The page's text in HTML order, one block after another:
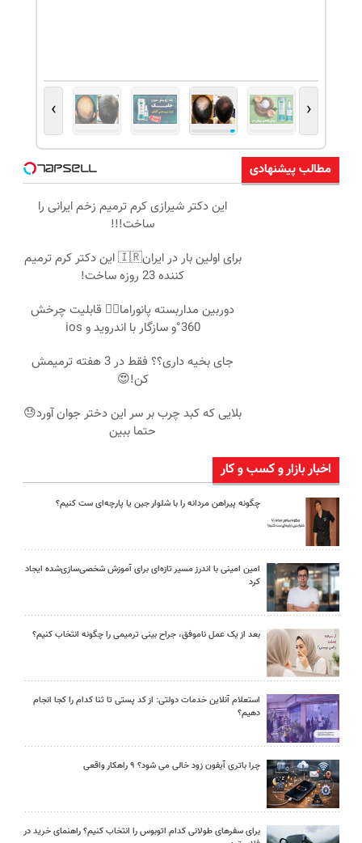
‹
›
مطالب پیشنهادی
این دکتر شیرازی کرم ترمیم زخم ایرانی را
ساخت!!!
برای اولین بار در ایران🇮🇷 این دکتر کرم ترمیم
کننده 23 روزه ساخت!
دوربین مداربسته پانوراما👈🏻 قابلیت چرخش
360°و سازگار با اندروید و ios
جای بخیه داری؟؟ فقط در 3 هفته ترمیمش
کن!😍
بلایی که کبد چرب بر سر این دختر جوان آورد😓
حتما ببین
اخبار بازار و کسب و کار
چگونه پیراهن مردانه را با شلوار جین یا پارچه‌ای ست کنیم؟
امین امینی با اندرز مسیر تازه‌ای برای آموزش شخصی‌سازی‌شده ایجاد
کرد
بعد از یک عمل ناموفق، جراح بینی ترمیمی را چگونه انتخاب کنیم؟
استعلام آنلاین خدمات دولتی: از کد پستی تا ثنا کدام را کجا انجام
دهیم؟
چرا باتری آیفون زود خالی می شود؟ ۹ راهکار واقعی
برای سفرهای طولانی کدام اتوبوس را انتخاب کنیم؟ راهنمای خرید در